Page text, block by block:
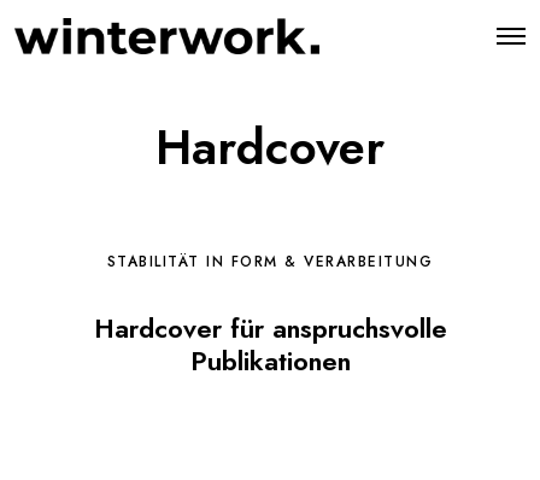
O
Hardcover
STABILITÄT IN FORM & VERARBEITUNG
Hardcover für anspruchsvolle
Publikationen